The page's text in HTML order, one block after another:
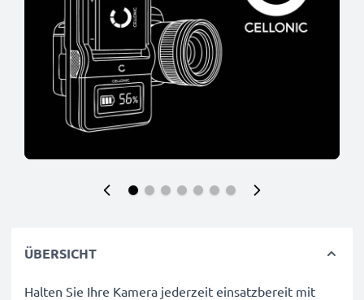
ÜBERSICHT
Halten Sie Ihre Kamera jederzeit einsatzbereit mit